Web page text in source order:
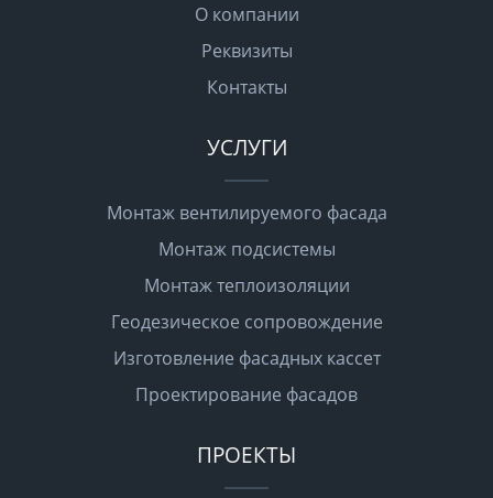
О компании
Реквизиты
Контакты
УСЛУГИ
Монтаж вентилируемого фасада
Монтаж подсистемы
Монтаж теплоизоляции
Геодезическое сопровождение
Изготовление фасадных кассет
Проектирование фасадов
ПРОЕКТЫ